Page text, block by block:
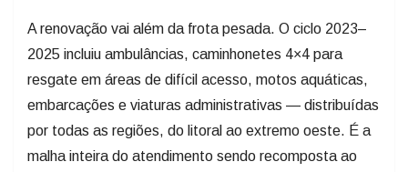
A renovação vai além da frota pesada. O ciclo 2023–
2025 incluiu ambulâncias, caminhonetes 4×4 para
resgate em áreas de difícil acesso, motos aquáticas,
embarcações e viaturas administrativas — distribuídas
por todas as regiões, do litoral ao extremo oeste. É a
malha inteira do atendimento sendo recomposta ao